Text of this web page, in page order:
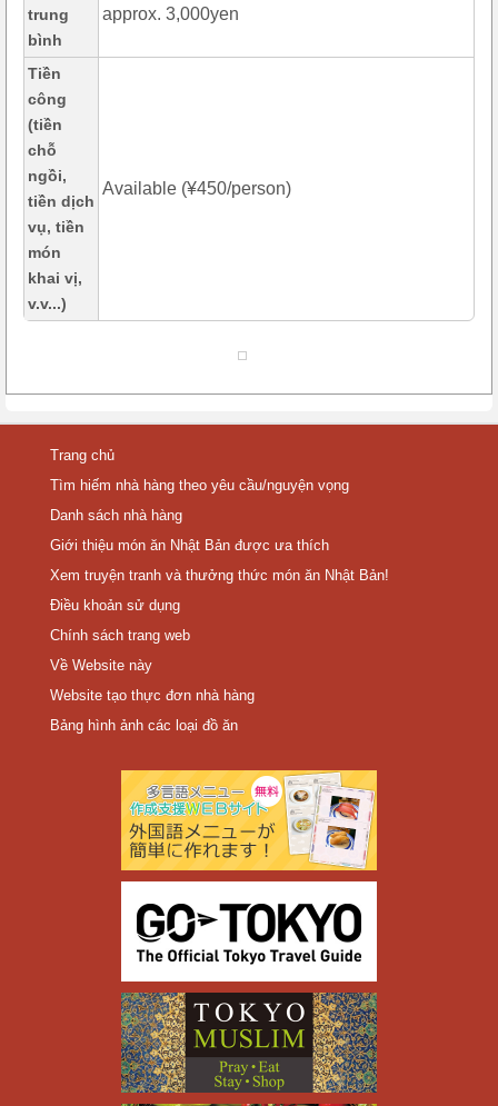
trung
bình
approx. 3,000yen
Tiền
công
(tiền
chỗ
ngồi,
tiền dịch
vụ, tiền
món
khai vị,
v.v...)
Available (¥450/person)
Trang chủ
Tìm hiếm nhà hàng theo yêu cầu/nguyện vọng
Danh sách nhà hàng
Giới thiệu món ăn Nhật Bản được ưa thích
Xem truyện tranh và thưởng thức món ăn Nhật Bản!
Điều khoản sử dụng
Chính sách trang web
Về Website này
Website tạo thực đơn nhà hàng
Bảng hình ảnh các loại đồ ăn